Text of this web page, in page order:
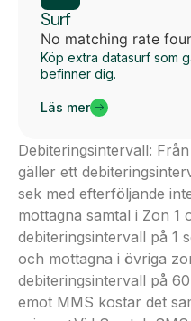
Surf
No matching rate
Köp extra datasurf som
befinner dig.
Läs mer
Debiteringsintervall:
gäller ett
sek med efterföljande
mottagna samtal i Zon 1
debiteringsintervall på 1
och mottagna i övriga
debiteringsintervall på
emot MMS kostar det